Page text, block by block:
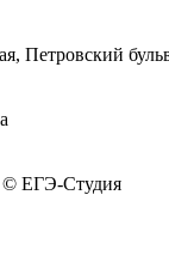
Петровский
© ЕГЭ-Студия